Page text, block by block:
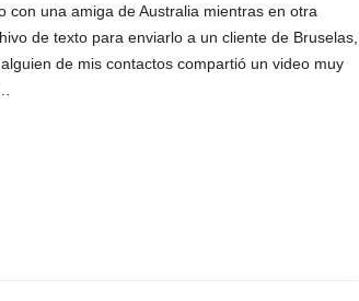
con una amiga de Australia mientras en otra
de texto para enviarlo a un cliente de Bruselas,
de mis contactos compartió un video muy